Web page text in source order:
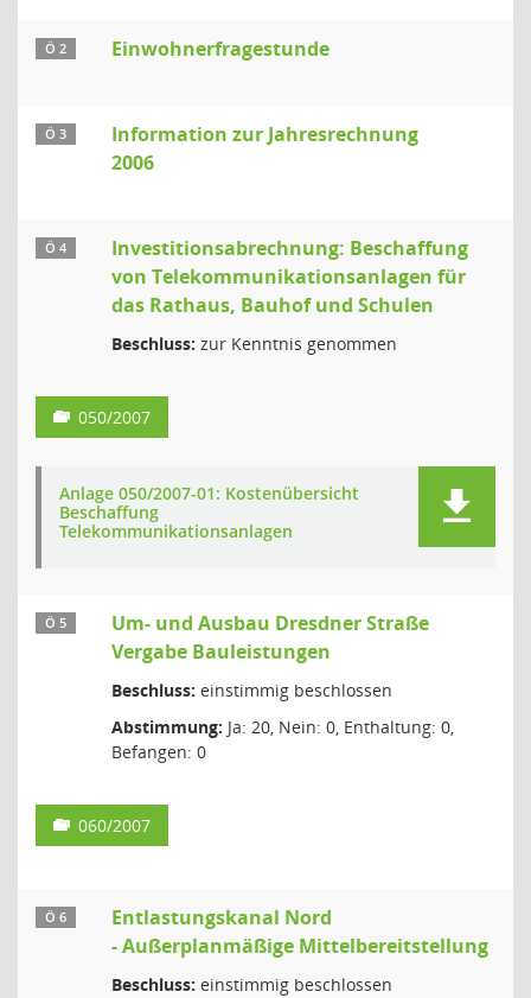
Ö 2 Einwohnerfragestunde
Ö 3
Information zur Jahresrechnung
2006
Ö 4
Investitionsabrechnung: Beschaffung
von Telekommunikationsanlagen für
das Rathaus, Bauhof und Schulen
Beschluss: zur Kenntnis genommen
050/2007
Anlage 050/2007-01: Kostenübersicht
Beschaffung
Telekommunikationsanlagen
Ö 5
Um- und Ausbau Dresdner Straße
Vergabe Bauleistungen
Beschluss: einstimmig beschlossen
Abstimmung: Ja: 20, Nein: 0, Enthaltung: 0,
Befangen: 0
060/2007
Ö 6
Entlastungskanal Nord
- Außerplanmäßige Mittelbereitstellung
Beschluss: einstimmig beschlossen